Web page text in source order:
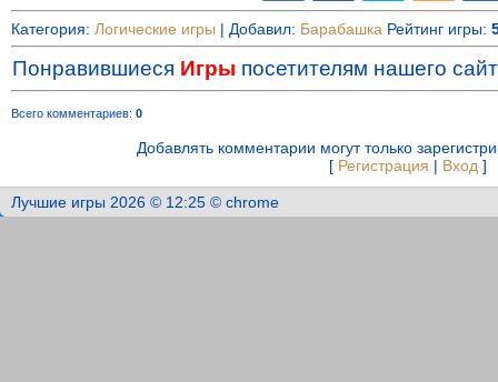
Категория: Логические игры | Добавил: Барабашка Рейтинг игры:
Понравившиеся Игры посетителям нашего
Всего комментариев: 0
Добавлять комментарии могут только
[ Регистрация | Вход ]
Лучшие игры 2026 © 12:25 © chrome